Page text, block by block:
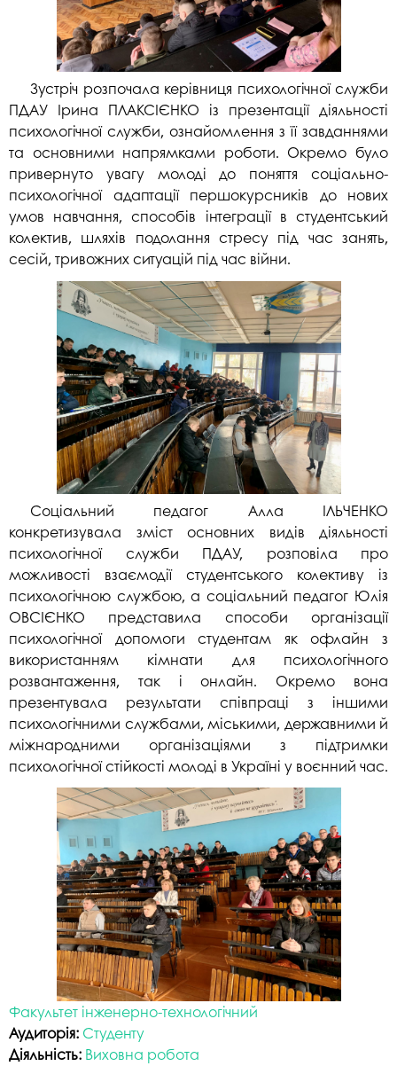
Зустріч розпочала керівниця психологічної служби
ПДАУ Ірина ПЛАКСІЄНКО із презентації діяльності
психологічної служби, ознайомлення з її завданнями
та основними напрямками роботи. Окремо було
привернуто увагу молоді до поняття соціально-
психологічної адаптації першокурсників до нових
умов навчання, способів інтеграції в студентський
колектив, шляхів подолання стресу під час занять,
сесій, тривожних ситуацій під час війни.
Соціальний педагог Алла ІЛЬЧЕНКО
конкретизувала зміст основних видів діяльності
психологічної служби ПДАУ, розповіла про
можливості взаємодії студентського колективу із
психологічною службою, а соціальний педагог Юлія
ОВСІЄНКО представила способи організації
психологічної допомоги студентам як офлайн з
використанням кімнати для психологічного
розвантаження, так і онлайн. Окремо вона
презентувала результати співпраці з іншими
психологічними службами, міськими, державними й
міжнародними організаціями з підтримки
психологічної стійкості молоді в Україні у воєнний час.
Факультет інженерно-технологічний
Аудиторія: Студенту
Діяльність: Виховна робота